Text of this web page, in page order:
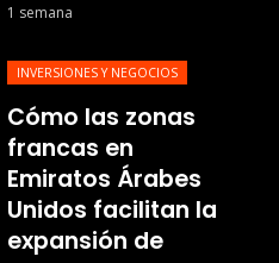
1 semana
INVERSIONES Y NEGOCIOS
Cómo las zonas
francas en
Emiratos Árabes
Unidos facilitan la
expansión de